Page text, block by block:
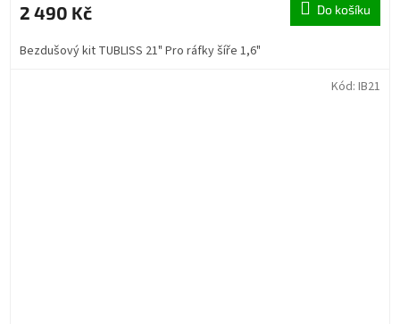
2 490 Kč Do košíku
Bezdušový kit TUBLISS 21" Pro ráfky šíře 1,6"
Kód: IB21